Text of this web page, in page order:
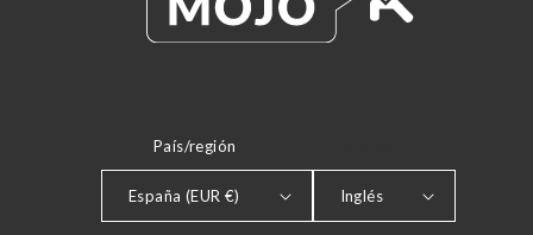
País/región
España (EUR €) Inglés